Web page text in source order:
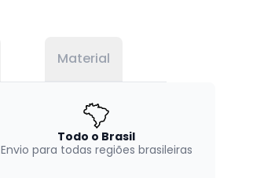
Material
Todo o Brasil
Envio para todas regiões brasileiras